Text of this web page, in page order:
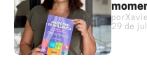
por
29 de